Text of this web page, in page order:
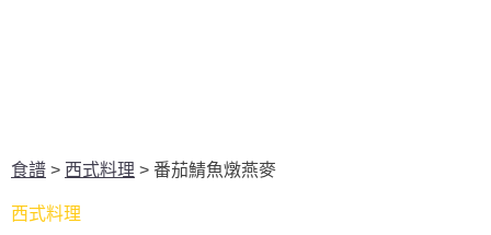
食譜 > 西式料理 > 番茄鯖魚燉燕麥
西式料理